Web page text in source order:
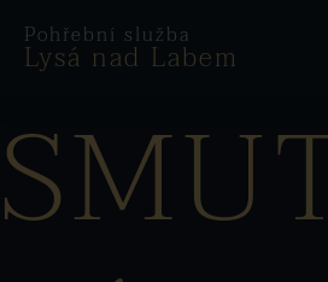
Pohřební služba
Lysá nad Labem